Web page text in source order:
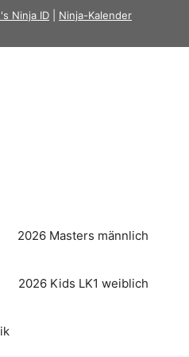
Ninja ID Ninja-Kalender
2026 Masters männlich
2026 Kids LK1 weiblich